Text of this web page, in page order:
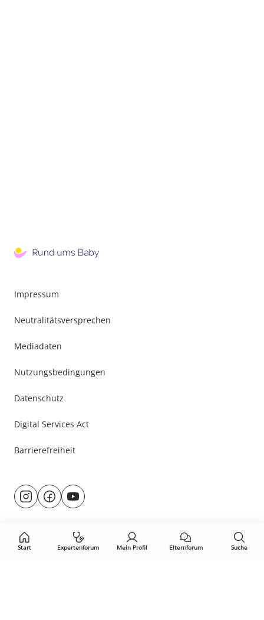
Start Expertenforum Mein Profil Elternforum Suche
Impressum
Neutralitätsversprechen
Mediadaten
Nutzungsbedingungen
Datenschutz
Digital Services Act
Barrierefreiheit
Besuche
uns@rund.ums.baby
facebook.com/rundumsbaby.de
youtube.com/@rundumsbaby_